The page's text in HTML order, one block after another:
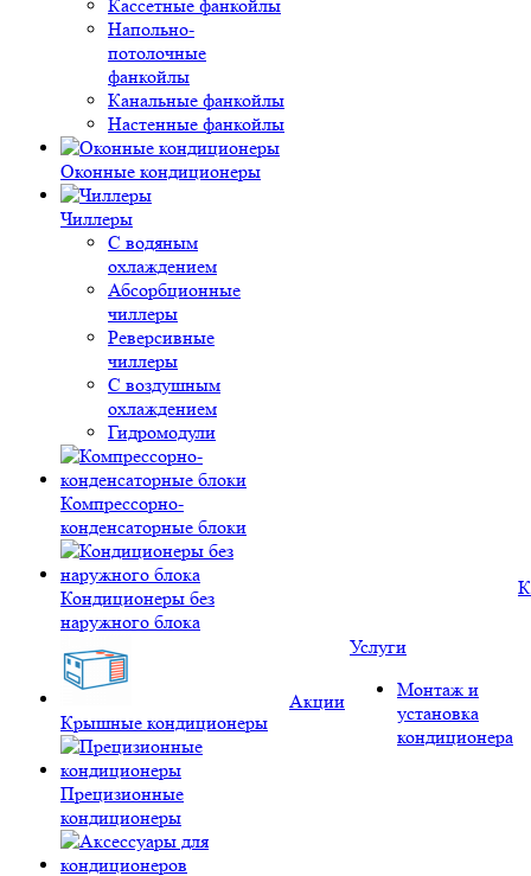
Кассетные фанкойлы
Напольно-
потолочные
фанкойлы
Канальные фанкойлы
Настенные фанкойлы
Оконные кондиционеры
Чиллеры
С водяным
охлаждением
Абсорбционные
чиллеры
Реверсивные
чиллеры
С воздушным
охлаждением
Гидромодули
Компрессорно-
конденсаторные блоки
Кондиционеры без
наружного блока
Крышные кондиционеры
Прецизионные
кондиционеры
Акции
Услуги
Монтаж и
установка
кондиционера